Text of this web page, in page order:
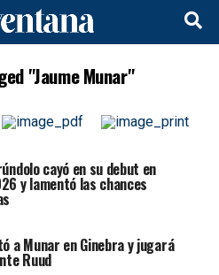
"Jaume Munar"
cayó en su debut en
y lamentó las chances
a Munar en Ginebra y jugará
Ruud